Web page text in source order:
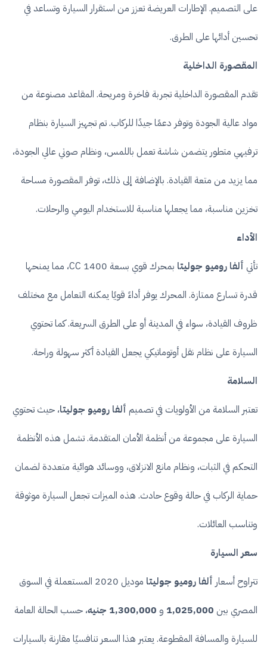
على التصميم. الإطارات العريضة تعزز من استقرار السيارة وتساعد في
تحسين أدائها على الطرق.
المقصورة الداخلية
تقدم المقصورة الداخلية تجربة فاخرة ومريحة. المقاعد مصنوعة من
مواد عالية الجودة وتوفر دعمًا جيدًا للركاب. تم تجهيز السيارة بنظام
ترفيهي متطور يتضمن شاشة تعمل باللمس، ونظام صوتي عالي الجودة،
مما يزيد من متعة القيادة. بالإضافة إلى ذلك، توفر المقصورة مساحة
تخزين مناسبة، مما يجعلها مناسبة للاستخدام اليومي والرحلات.
الأداء
تأتي ألفا روميو جوليتا
بمحرك قوي بسعة 1400 CC، مما يمنحها
قدرة تسارع ممتازة. المحرك يوفر أداءً قويًا يمكنه التعامل مع مختلف
ظروف القيادة، سواء في المدينة أو على الطرق السريعة. كما تحتوي
السيارة على نظام نقل أوتوماتيكي يجعل القيادة أكثر سهولة وراحة.
السلامة
تعتبر السلامة من الأولويات في تصميم ألفا روميو جوليتا، حيث تحتوي
السيارة على مجموعة من أنظمة الأمان المتقدمة. تشمل هذه الأنظمة
التحكم في الثبات، ونظام مانع الانزلاق، ووسائد هوائية متعددة لضمان
حماية الركاب في حالة وقوع حادث. هذه الميزات تجعل السيارة موثوقة
وتناسب العائلات.
سعر السيارة
تتراوح أسعار ألفا روميو جوليتا
موديل 2020 المستعملة في السوق
المصري بين 1,025,000 و 1,300,000 جنيه
، حسب الحالة العامة
للسيارة والمسافة المقطوعة. يعتبر هذا السعر تنافسيًا مقارنة بالسيارات